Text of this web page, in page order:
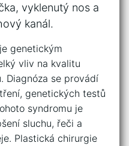
vyklenutý ‍nos ⁢a
kanál.
​genetickým
vliv na ⁢kvalitu
Diagnóza se ⁣provádí
genetických ​testů
syndromu je
⁣sluchu, řeči a
‌Plastická ​chirurgie